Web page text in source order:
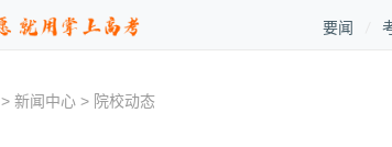
要闻
>新闻中心 > 院校动态